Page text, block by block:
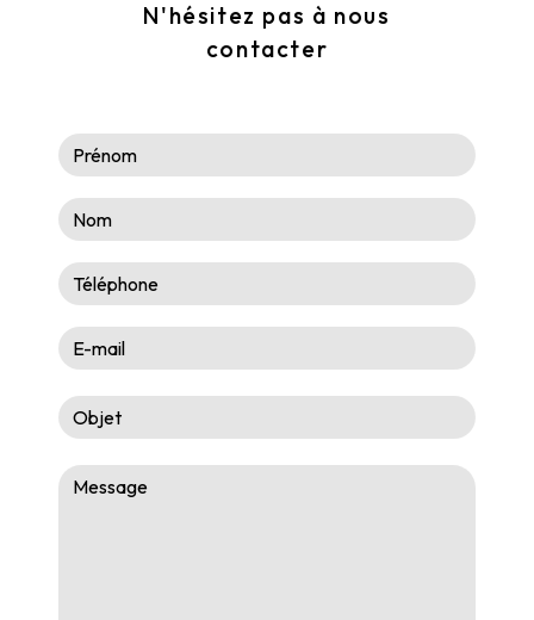
N'hésitez pas à nous
contacter